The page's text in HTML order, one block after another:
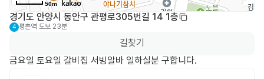
50m
경기도 안양시 동안구 관평로305번길 14 1층
4 평촌역 도보 23분
길찾기
금요일 토요일 갈비집 서빙알바 일하실분 구합니다.